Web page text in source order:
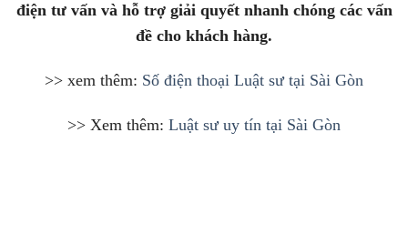
điện tư vấn và hỗ trợ giải quyết nhanh chóng các vấn
đề cho khách hàng.
>> xem thêm: Số điện thoại Luật sư tại Sài Gòn
>> Xem thêm: Luật sư uy tín tại Sài Gòn